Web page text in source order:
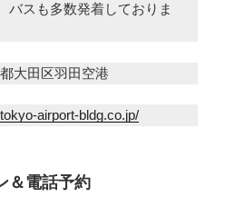
バスも多数発着しておりま
大田区羽田空港
airport-bldg.co.jp/
＆電話予約